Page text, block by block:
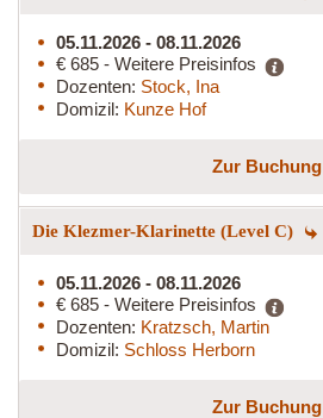
05.11.2026 - 08.11.2026
€ 685 - Weitere Preisinfos
Dozenten: Stock, Ina
Domizil: Kunze Hof
Zur Buchung
Die Klezmer-Klarinette (Level C)
05.11.2026 - 08.11.2026
€ 685 - Weitere Preisinfos
Dozenten: Kratzsch, Martin
Domizil: Schloss Herborn
Zur Buchung